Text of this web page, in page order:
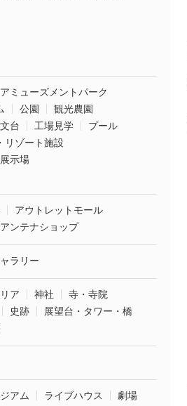
ミューズメントパーク
公園
観光農園
台 工場見学
プール
リゾート施設
展示場
アウトレットモール
ンテナショップ
ラリー
ア 神社
寺・寺院
史跡
展望台・タワー・橋
アム ライブハウス
劇場